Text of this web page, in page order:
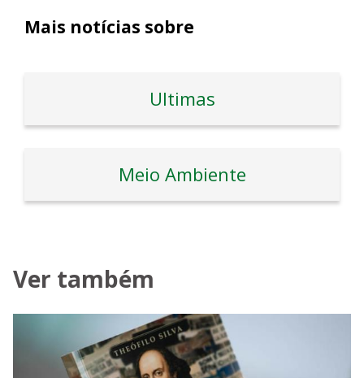
Mais notícias sobre
Ultimas
Meio Ambiente
Ver também